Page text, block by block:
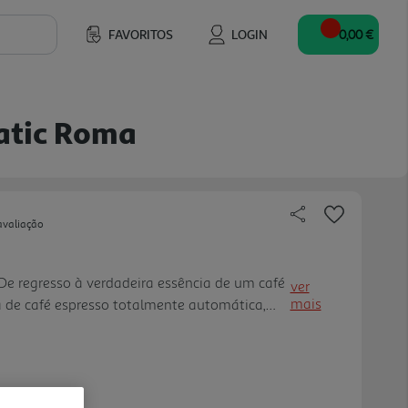
FAVORITOS LOGIN 0,00 €
Roma
regresso à verdadeira essência de um café
de café espresso totalmente automática,
do café espresso. Aprecie o verdadeiro
cheio de aroma e p erfeitamente doseado. 3
de moagem para um resultado perfeito
metal Para resultados profissionais. 3
ver
mais